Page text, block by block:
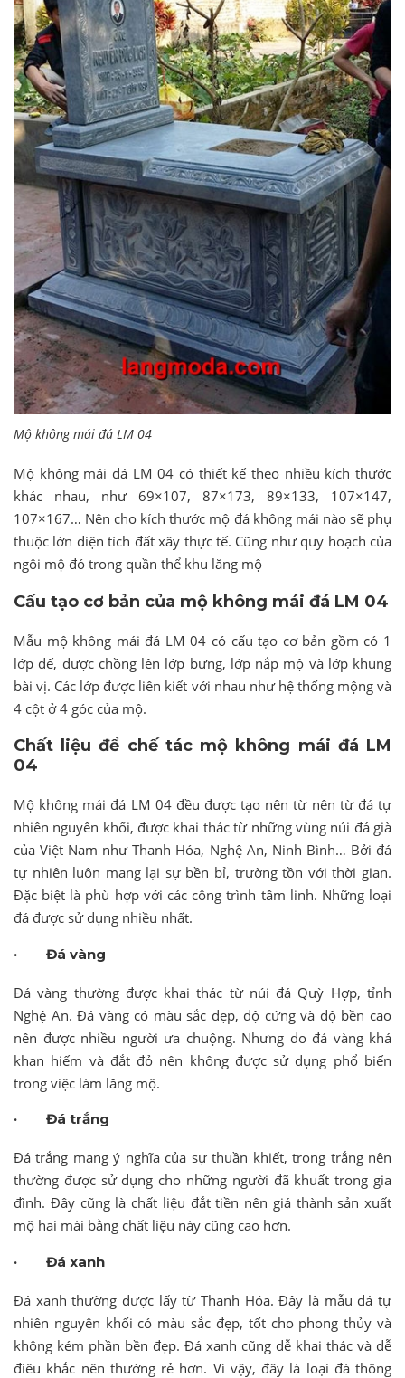
Mộ không mái đá LM 04
Mộ không mái đá LM 04 có thiết kế theo nhiều kích thước
khác nhau, như 69×107, 87×173, 89×133, 107×147,
107×167… Nên cho kích thước mộ đá không mái nào sẽ phụ
thuộc lớn diện tích đất xây thực tế. Cũng như quy hoạch của
ngôi mộ đó trong quần thể khu lăng mộ
Cấu tạo cơ bản của mộ không mái đá LM 04
Mẫu mộ không mái đá LM 04 có cấu tạo cơ bản gồm có 1
lớp đế, được chồng lên lớp bưng, lớp nắp mộ và lớp khung
bài vị. Các lớp được liên kiết với nhau như hệ thống mộng và
4 cột ở 4 góc của mộ.
Chất liệu để chế tác mộ không mái đá LM
04
Mộ không mái đá LM 04 đều được tạo nên từ nên từ đá tự
nhiên nguyên khối, được khai thác từ những vùng núi đá già
của Việt Nam như Thanh Hóa, Nghệ An, Ninh Bình… Bởi đá
tự nhiên luôn mang lại sự bền bỉ, trường tồn với thời gian.
Đặc biệt là phù hợp với các công trình tâm linh. Những loại
đá được sử dụng nhiều nhất.
· Đá vàng
Đá vàng thường được khai thác từ núi đá Quỳ Hợp, tỉnh
Nghệ An. Đá vàng có màu sắc đẹp, độ cứng và độ bền cao
nên được nhiều người ưa chuộng. Nhưng do đá vàng khá
khan hiếm và đắt đỏ nên không được sử dụng phổ biến
trong việc làm lăng mộ.
· Đá trắng
Đá trắng mang ý nghĩa của sự thuần khiết, trong trắng nên
thường được sử dụng cho những người đã khuất trong gia
đình. Đây cũng là chất liệu đắt tiền nên giá thành sản xuất
mộ hai mái bằng chất liệu này cũng cao hơn.
· Đá xanh
Đá xanh thường được lấy từ Thanh Hóa. Đây là mẫu đá tự
nhiên nguyên khối có màu sắc đẹp, tốt cho phong thủy và
không kém phần bền đẹp. Đá xanh cũng dễ khai thác và dễ
điêu khắc nên thường rẻ hơn. Vì vậy, đây là loại đá thông